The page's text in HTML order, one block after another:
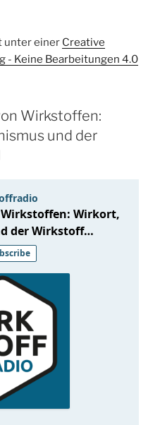
unter einer Creative
- Keine Bearbeitungen 4.0
Wirkstoffen:
und der